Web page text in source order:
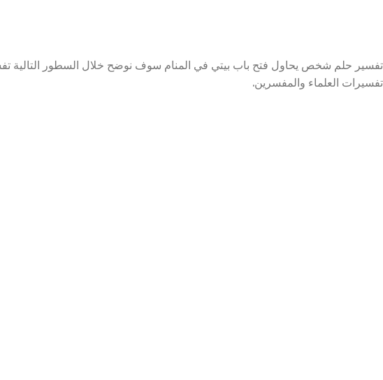
تفسير حلم شخص يحاول فتح باب بيتي في المنام سوف نوضح خلال السطور التالية
تفسيرات العلماء والمفسرين.